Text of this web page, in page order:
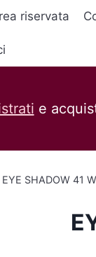
riservata
e
EYE SHADOW 41